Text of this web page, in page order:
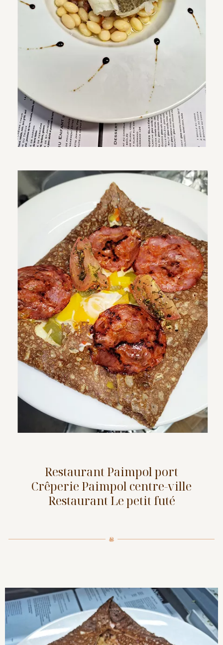
Restaurant Paimpol port
Crêperie Paimpol centre-ville
Restaurant Le petit futé